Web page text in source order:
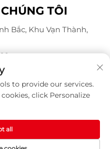
TÔI
Bắc, Khu Vạn Thành,
cơ Weite Chống Nổ
to provide our services.
click Personalize
all